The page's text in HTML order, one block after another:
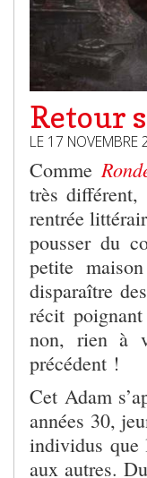
Retour
LE 17 NOVEMBRE
Comme
très différent,
rentrée
pousser du
petite
disparaître
récit
non, rien à
précédent !
Cet Adam
années 30,
individus que
aux autres.